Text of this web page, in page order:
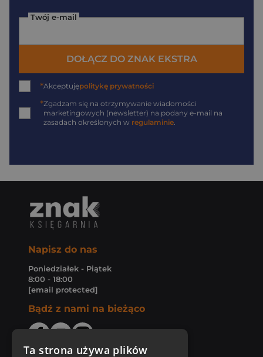
Twój e-mail
DOŁĄCZ DO ZNAK EKSTRA
*Akceptujępolitykę prywatności
*Zgadzam się na otrzymywanie wiadomości
marketingowych (newsletter) na podany e-mail na
zasadach określonych w regulaminie.
Napisz do nas
Poniedziałek - Piątek
8:00 - 18:00
[email protected]
Bądź z nami na bieżąco
Ta strona używa plików